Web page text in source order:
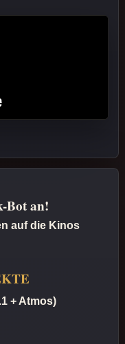
Bot an!
auf die Kinos
+ Atmos)